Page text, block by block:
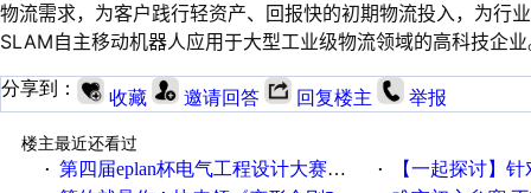
物流需求，为客户践行轻资产、回报快的初期物流投入，为行
SLAM自主移动机器人应用于大型工业级物流领域的高科技企
分享到： 收藏 邀请回答 回复楼主 举报
楼主最近还看过
· 第四届eplan杯电气工程设计大赛报名啦！！！ · 【一起探讨】针对机床业的